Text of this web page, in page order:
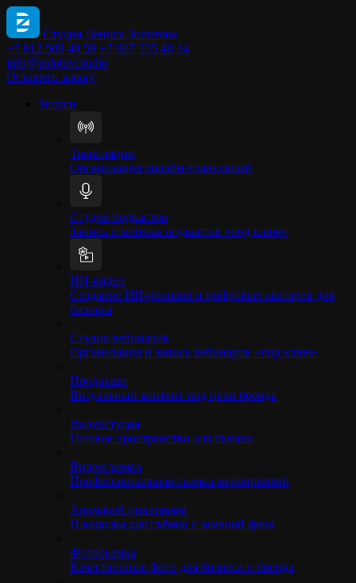
Студия Дениса Золотова
+7 812 509 48 59 +7 967 555 40 34
info@zolotov.studio
Оставить заявку
Услуги
Трансляции
Организация онлайн-трансляций
Студия подкастов
Запись и монтаж подкастов «под ключ»
ИИ-видео
Создание ИИ-роликов и цифровых аватаров для
бизнеса
Студия вебинаров
Организация и запись вебинаров «под ключ»
Продакшн
Визуальный контент под цели бренда
Видеостудия
Готовое пространство для съемки
Видеосъемка
Профессиональная съемка мероприятий
Хромакей циклорама
Площадка для съёмок с заменой фона
Фотосъемка
Качественные фото для бизнеса и бренда